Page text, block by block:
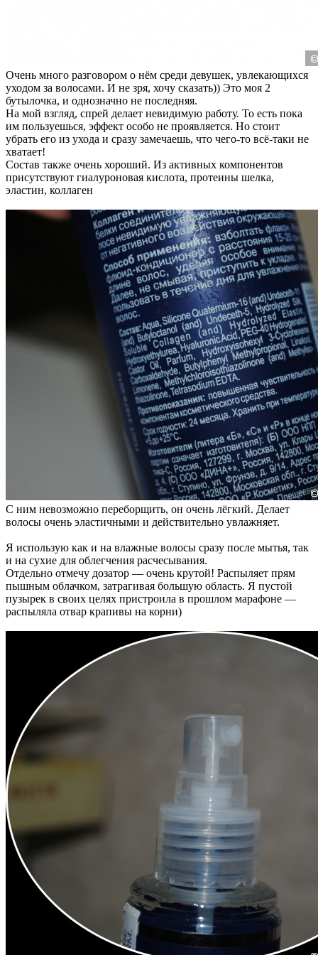
Очень много разговором о нём среди девушек, увлекающихся
уходом за волосами. И не зря, хочу сказать)) Это моя 2
бутылочка, и однозначно не последняя.
На мой взгляд, спрей делает невидимую работу. То есть пока
им пользуешься, эффект особо не проявляется. Но стоит
убрать его из ухода и сразу замечаешь, что чего-то всё-таки не
хватает!
Состав также очень хороший. Из активных компонентов
присутствуют гиалуроновая кислота, протеины шелка,
эластин, коллаген
С ним невозможно переборщить, он очень лёгкий. Делает
волосы очень эластичными и действительно увлажняет.
Я использую как и на влажные волосы сразу после мытья, так
и на сухие для облегчения расчесывания.
Отдельно отмечу дозатор — очень крутой! Распыляет прям
пышным облачком, затрагивая большую область. Я пустой
пузырек в своих целях пристроила в прошлом марафоне —
распыляла отвар крапивы на корни)